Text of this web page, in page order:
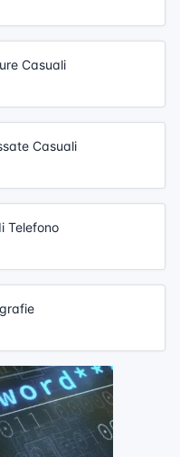
Casuali
Casuali
Telefono